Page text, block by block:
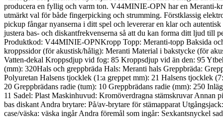
producera en fyllig och varm ton. V44MINIE-OPN har en Meranti-
utmärkt val för både fingerpicking och strumming. Förstklassig
pickup fångar nyanserna i ditt spel och levererar en klar och
justera bas- och diskantfrekvenserna så att du kan forma ditt ljud till
Produktkod: V44MINIE-OPNKropp Topp: Meranti-topp Baksida
kroppssidor (för akustisk/hålig): Meranti Material i bakstycke (för
Vatten-dekal Kroppsdjup vid fog: 85 Kroppsdjup vid än den: 95
(mm): 320Hals och greppbräda Hals: Meranti hals Greppbräda:
Polyuretan Halsens tjocklek (1:a greppet mm): 21 Halsens tjocklek
20 Greppbrädans radie (tum): 10 Greppbrädans radie (mm): 250
11 Sadel: Plast Maskinhuvud: Kromöverdragna stämskruvar
bas diskant Andra brytare: På/av-brytare för stämapparat
case/väska: väska ingår Andra föremål som ingår: Sexkantsnyckel